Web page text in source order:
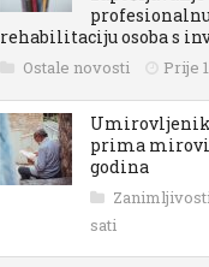
rehabilitaciju osoba s
Ostale novosti Prije
prima
godina
sati